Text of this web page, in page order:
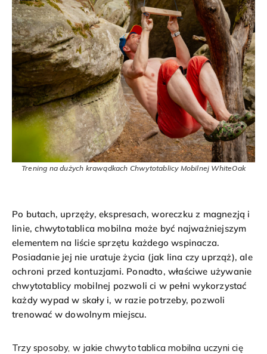
Trening na dużych krawądkach Chwytotablicy Mobilnej WhiteOak
Po butach, uprzęży, ekspresach, woreczku z magnezją i
linie, chwytotablica mobilna może być najważniejszym
elementem na liście sprzętu każdego wspinacza.
Posiadanie jej nie uratuje życia (jak lina czy uprząż), ale
ochroni przed kontuzjami. Ponadto, właściwe używanie
chwytotablicy mobilnej pozwoli ci w pełni wykorzystać
każdy wypad w skały i, w razie potrzeby, pozwoli
trenować w dowolnym miejscu.
Trzy sposoby, w jakie chwytotablica mobilna uczyni cię